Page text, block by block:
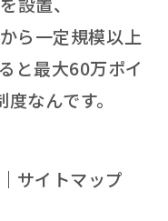
ら一定規模以上
と最大60万ポイ
なんです。
サイトマップ